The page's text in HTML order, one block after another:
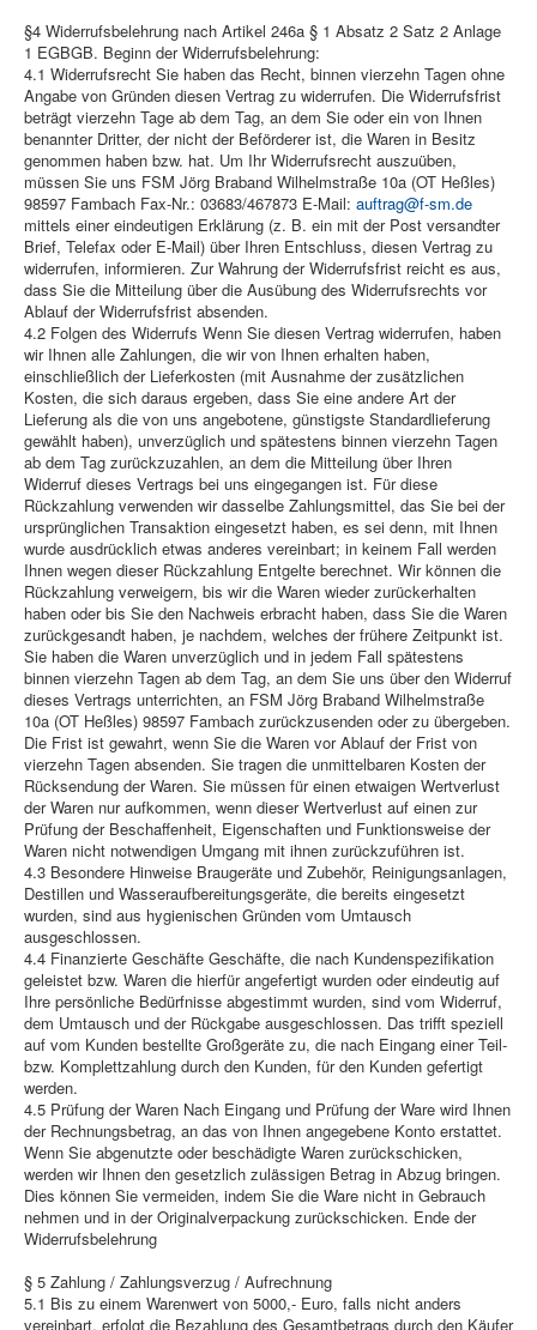
§4 Widerrufsbelehrung nach Artikel 246a § 1 Absatz 2 Satz 2 Anlage
1 EGBGB. Beginn der Widerrufsbelehrung:
4.1 Widerrufsrecht Sie haben das Recht, binnen vierzehn Tagen ohne
Angabe von Gründen diesen Vertrag zu widerrufen. Die Widerrufsfrist
beträgt vierzehn Tage ab dem Tag, an dem Sie oder ein von Ihnen
benannter Dritter, der nicht der Beförderer ist, die Waren in Besitz
genommen haben bzw. hat. Um Ihr Widerrufsrecht auszuüben,
müssen Sie uns FSM Jörg Braband Wilhelmstraße 10a (OT Heßles)
98597 Fambach Fax-Nr.: 03683/467873 E-Mail: auftrag@f-sm.de
mittels einer eindeutigen Erklärung (z. B. ein mit der Post versandter
Brief, Telefax oder E-Mail) über Ihren Entschluss, diesen Vertrag zu
widerrufen, informieren. Zur Wahrung der Widerrufsfrist reicht es aus,
dass Sie die Mitteilung über die Ausübung des Widerrufsrechts vor
Ablauf der Widerrufsfrist absenden.
4.2 Folgen des Widerrufs Wenn Sie diesen Vertrag widerrufen, haben
wir Ihnen alle Zahlungen, die wir von Ihnen erhalten haben,
einschließlich der Lieferkosten (mit Ausnahme der zusätzlichen
Kosten, die sich daraus ergeben, dass Sie eine andere Art der
Lieferung als die von uns angebotene, günstigste Standardlieferung
gewählt haben), unverzüglich und spätestens binnen vierzehn Tagen
ab dem Tag zurückzuzahlen, an dem die Mitteilung über Ihren
Widerruf dieses Vertrags bei uns eingegangen ist. Für diese
Rückzahlung verwenden wir dasselbe Zahlungsmittel, das Sie bei der
ursprünglichen Transaktion eingesetzt haben, es sei denn, mit Ihnen
wurde ausdrücklich etwas anderes vereinbart; in keinem Fall werden
Ihnen wegen dieser Rückzahlung Entgelte berechnet. Wir können die
Rückzahlung verweigern, bis wir die Waren wieder zurückerhalten
haben oder bis Sie den Nachweis erbracht haben, dass Sie die Waren
zurückgesandt haben, je nachdem, welches der frühere Zeitpunkt ist.
Sie haben die Waren unverzüglich und in jedem Fall spätestens
binnen vierzehn Tagen ab dem Tag, an dem Sie uns über den Widerruf
dieses Vertrags unterrichten, an FSM Jörg Braband Wilhelmstraße
10a (OT Heßles) 98597 Fambach zurückzusenden oder zu übergeben.
Die Frist ist gewahrt, wenn Sie die Waren vor Ablauf der Frist von
vierzehn Tagen absenden. Sie tragen die unmittelbaren Kosten der
Rücksendung der Waren. Sie müssen für einen etwaigen Wertverlust
der Waren nur aufkommen, wenn dieser Wertverlust auf einen zur
Prüfung der Beschaffenheit, Eigenschaften und Funktionsweise der
Waren nicht notwendigen Umgang mit ihnen zurückzuführen ist.
4.3 Besondere Hinweise Braugeräte und Zubehör, Reinigungsanlagen,
Destillen und Wasseraufbereitungsgeräte, die bereits eingesetzt
wurden, sind aus hygienischen Gründen vom Umtausch
ausgeschlossen.
4.4 Finanzierte Geschäfte Geschäfte, die nach Kundenspezifikation
geleistet bzw. Waren die hierfür angefertigt wurden oder eindeutig auf
Ihre persönliche Bedürfnisse abgestimmt wurden, sind vom Widerruf,
dem Umtausch und der Rückgabe ausgeschlossen. Das trifft speziell
auf vom Kunden bestellte Großgeräte zu, die nach Eingang einer Teil-
bzw. Komplettzahlung durch den Kunden, für den Kunden gefertigt
werden.
4.5 Prüfung der Waren Nach Eingang und Prüfung der Ware wird Ihnen
der Rechnungsbetrag, an das von Ihnen angegebene Konto erstattet.
Wenn Sie abgenutzte oder beschädigte Waren zurückschicken,
werden wir Ihnen den gesetzlich zulässigen Betrag in Abzug bringen.
Dies können Sie vermeiden, indem Sie die Ware nicht in Gebrauch
nehmen und in der Originalverpackung zurückschicken. Ende der
Widerrufsbelehrung
§ 5 Zahlung / Zahlungsverzug / Aufrechnung
5.1 Bis zu einem Warenwert von 5000,- Euro, falls nicht anders
vereinbart, erfolgt die Bezahlung des Gesamtbetrags durch den Käufer